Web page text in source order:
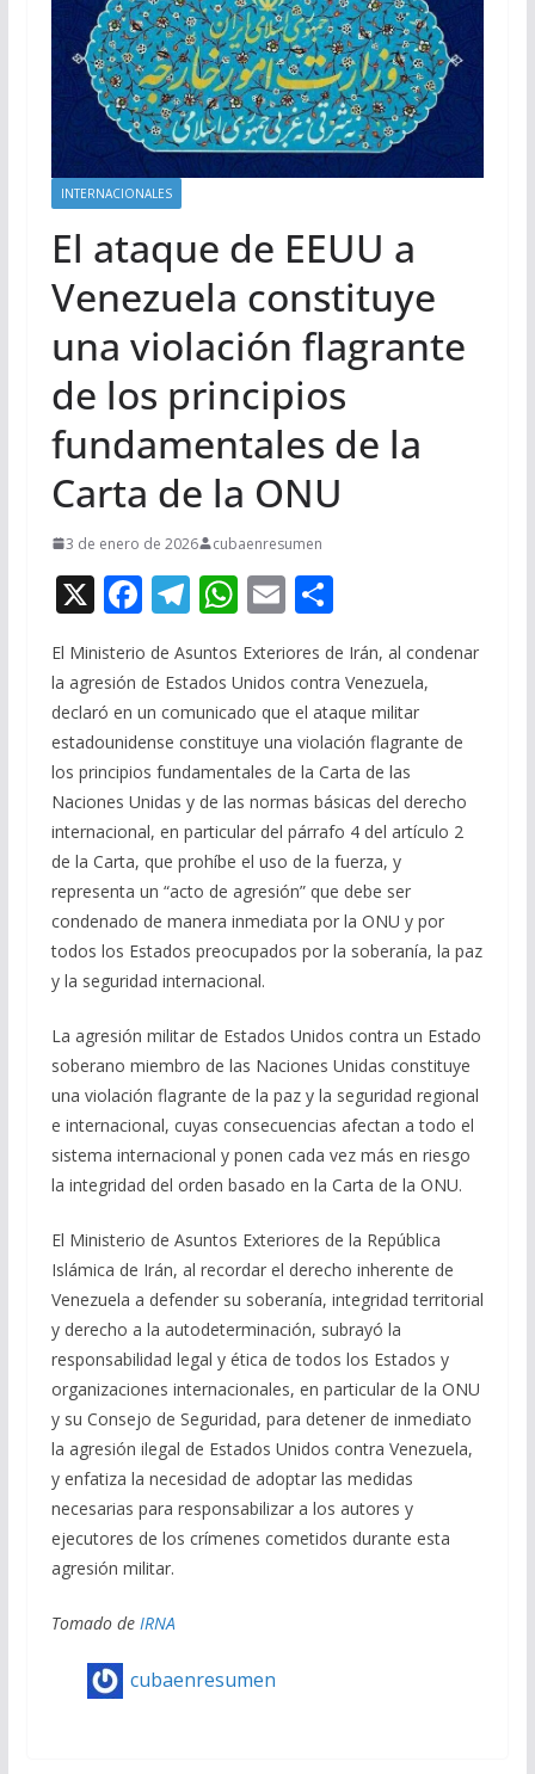
INTERNACIONALES
El ataque de EEUU a
Venezuela constituye
una violación flagrante
de los principios
fundamentales de la
Carta de la ONU
3 de enero de 2026 cubaenresumen
X F
ac
e
b
o
o
k
T
e
gr
a
m
W
at
s
A
p
p
E
ai
l
C
o
m
p
ar
ti
r
El Ministerio de Asuntos Exteriores de Irán, al condenar
la agresión de Estados Unidos contra Venezuela,
declaró en un comunicado que el ataque militar
estadounidense constituye una violación flagrante de
los principios fundamentales de la Carta de las
Naciones Unidas y de las normas básicas del derecho
internacional, en particular del párrafo 4 del artículo 2
de la Carta, que prohíbe el uso de la fuerza, y
representa un “acto de agresión” que debe ser
condenado de manera inmediata por la ONU y por
todos los Estados preocupados por la soberanía, la paz
y la seguridad internacional.
La agresión militar de Estados Unidos contra un Estado
soberano miembro de las Naciones Unidas constituye
una violación flagrante de la paz y la seguridad regional
e internacional, cuyas consecuencias afectan a todo el
sistema internacional y ponen cada vez más en riesgo
la integridad del orden basado en la Carta de la ONU.
El Ministerio de Asuntos Exteriores de la República
Islámica de Irán, al recordar el derecho inherente de
Venezuela a defender su soberanía, integridad territorial
y derecho a la autodeterminación, subrayó la
responsabilidad legal y ética de todos los Estados y
organizaciones internacionales, en particular de la ONU
y su Consejo de Seguridad, para detener de inmediato
la agresión ilegal de Estados Unidos contra Venezuela,
y enfatiza la necesidad de adoptar las medidas
necesarias para responsabilizar a los autores y
ejecutores de los crímenes cometidos durante esta
agresión militar.
Tomado de IRNA
cubaenresumen